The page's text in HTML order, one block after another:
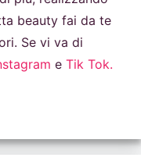
beauty fai da te
Se vi va di
e Tik Tok.